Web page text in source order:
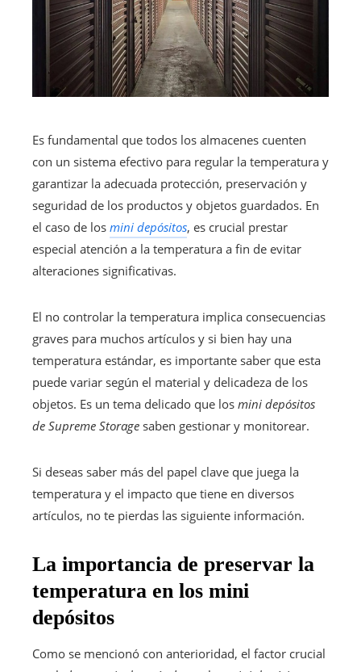
Es fundamental que todos los almacenes cuenten
con un sistema efectivo para regular la temperatura y
garantizar la adecuada protección, preservación y
seguridad de los productos y objetos guardados. En
el caso de los mini depósitos, es crucial prestar
especial atención a la temperatura a fin de evitar
alteraciones significativas.
El no controlar la temperatura implica consecuencias
graves para muchos artículos y si bien hay una
temperatura estándar, es importante saber que esta
puede variar según el material y delicadeza de los
objetos. Es un tema delicado que los mini depósitos
de Supreme Storage saben gestionar y monitorear.
Si deseas saber más del papel clave que juega la
temperatura y el impacto que tiene en diversos
artículos, no te pierdas las siguiente información.
La importancia de preservar la
temperatura en los mini
depósitos
Como se mencionó con anterioridad, el factor crucial